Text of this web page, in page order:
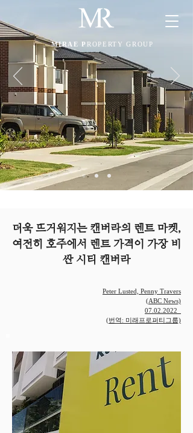
MIRAE P ROPERTY GROUP
더욱 뜨거워지는 캔버라의 렌트 마켓,
여전히 호주에서 렌트 가격이 가장 비
싼 시티 캔버라
Peter Lusted, Penny Travers
(ABC News)
07.02.2022
(번역: 미래프로퍼티그룹)